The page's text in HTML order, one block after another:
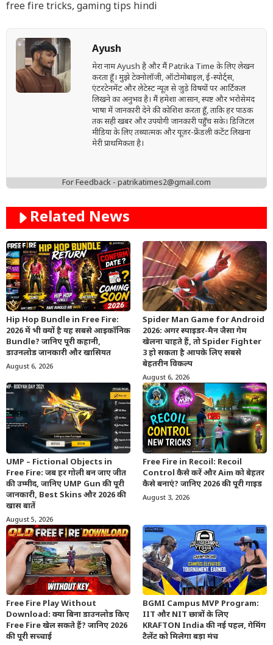
free fire tricks, gaming tips hindi
Ayush
मेरा नाम Ayush है और मैं Patrika Time के लिए लेखन
करता हूँ। मुझे टेक्नोलॉजी, ऑटोमोबाइल, ई-स्पोर्ट्स,
एंटरटेनमेंट और लेटेस्ट न्यूज़ से जुड़े विषयों पर आर्टिकल
लिखने का अनुभव है। मैं हमेशा आसान, स्पष्ट और भरोसेमंद
भाषा में जानकारी देने की कोशिश करता हूँ, ताकि हर पाठक
तक सही खबर और उपयोगी जानकारी पहुँच सके। डिजिटल
मीडिया के लिए तथ्यात्मक और यूज़र-फ्रेंडली कंटेंट लिखना
मेरी प्राथमिकता है।
For Feedback - patrikatimes2@gmail.com
Related News
Hip Hop Bundle in Free Fire:
2026 में भी क्यों है यह सबसे आइकॉनिक
Bundle? जानिए पूरी कहानी,
डाउनलोड जानकारी और खासियत
August 6, 2026
Spider Man Game for Android
2026: अगर स्पाइडर-मैन जैसा गेम
खेलना चाहते हैं, तो Spider Fighter
3 हो सकता है आपके लिए सबसे
बेहतरीन विकल्प
August 6, 2026
UMP – Fictional Objects in
Free Fire: जब हर गोली बन जाए जीत
की उम्मीद, जानिए UMP Gun की पूरी
जानकारी, Best Skins और 2026 की
खास बातें
August 5, 2026
Free Fire in Recoil: Recoil
Control कैसे करें और Aim को बेहतर
कैसे बनाएं? जानिए 2026 की पूरी गाइड
August 3, 2026
Free Fire Play Without
Download: क्या बिना डाउनलोड किए
Free Fire खेल सकते हैं? जानिए 2026
की पूरी सच्चाई
BGMI Campus MVP Program:
IIT और NIT छात्रों के लिए
KRAFTON India की नई पहल, गेमिंग
टैलेंट को मिलेगा बड़ा मंच